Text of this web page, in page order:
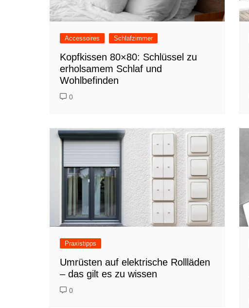
Accessoires Schlafzimmer
Kopfkissen 80×80: Schlüssel zu
erholsamem Schlaf und
Wohlbefinden
0
Praxistipps
Umrüsten auf elektrische Rollläden
– das gilt es zu wissen
0